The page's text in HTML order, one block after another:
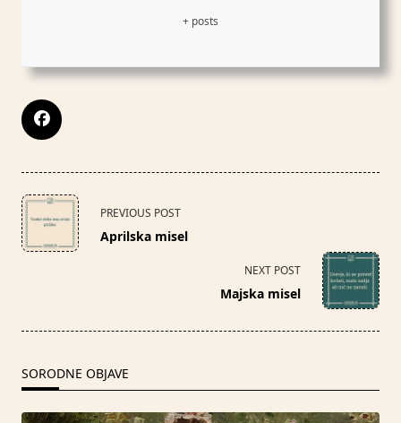
+ posts
<span
class="nav-
subtitle
PREVIOUS POST
Aprilska misel
NEXT POST
Majska misel
SORODNE OBJAVE